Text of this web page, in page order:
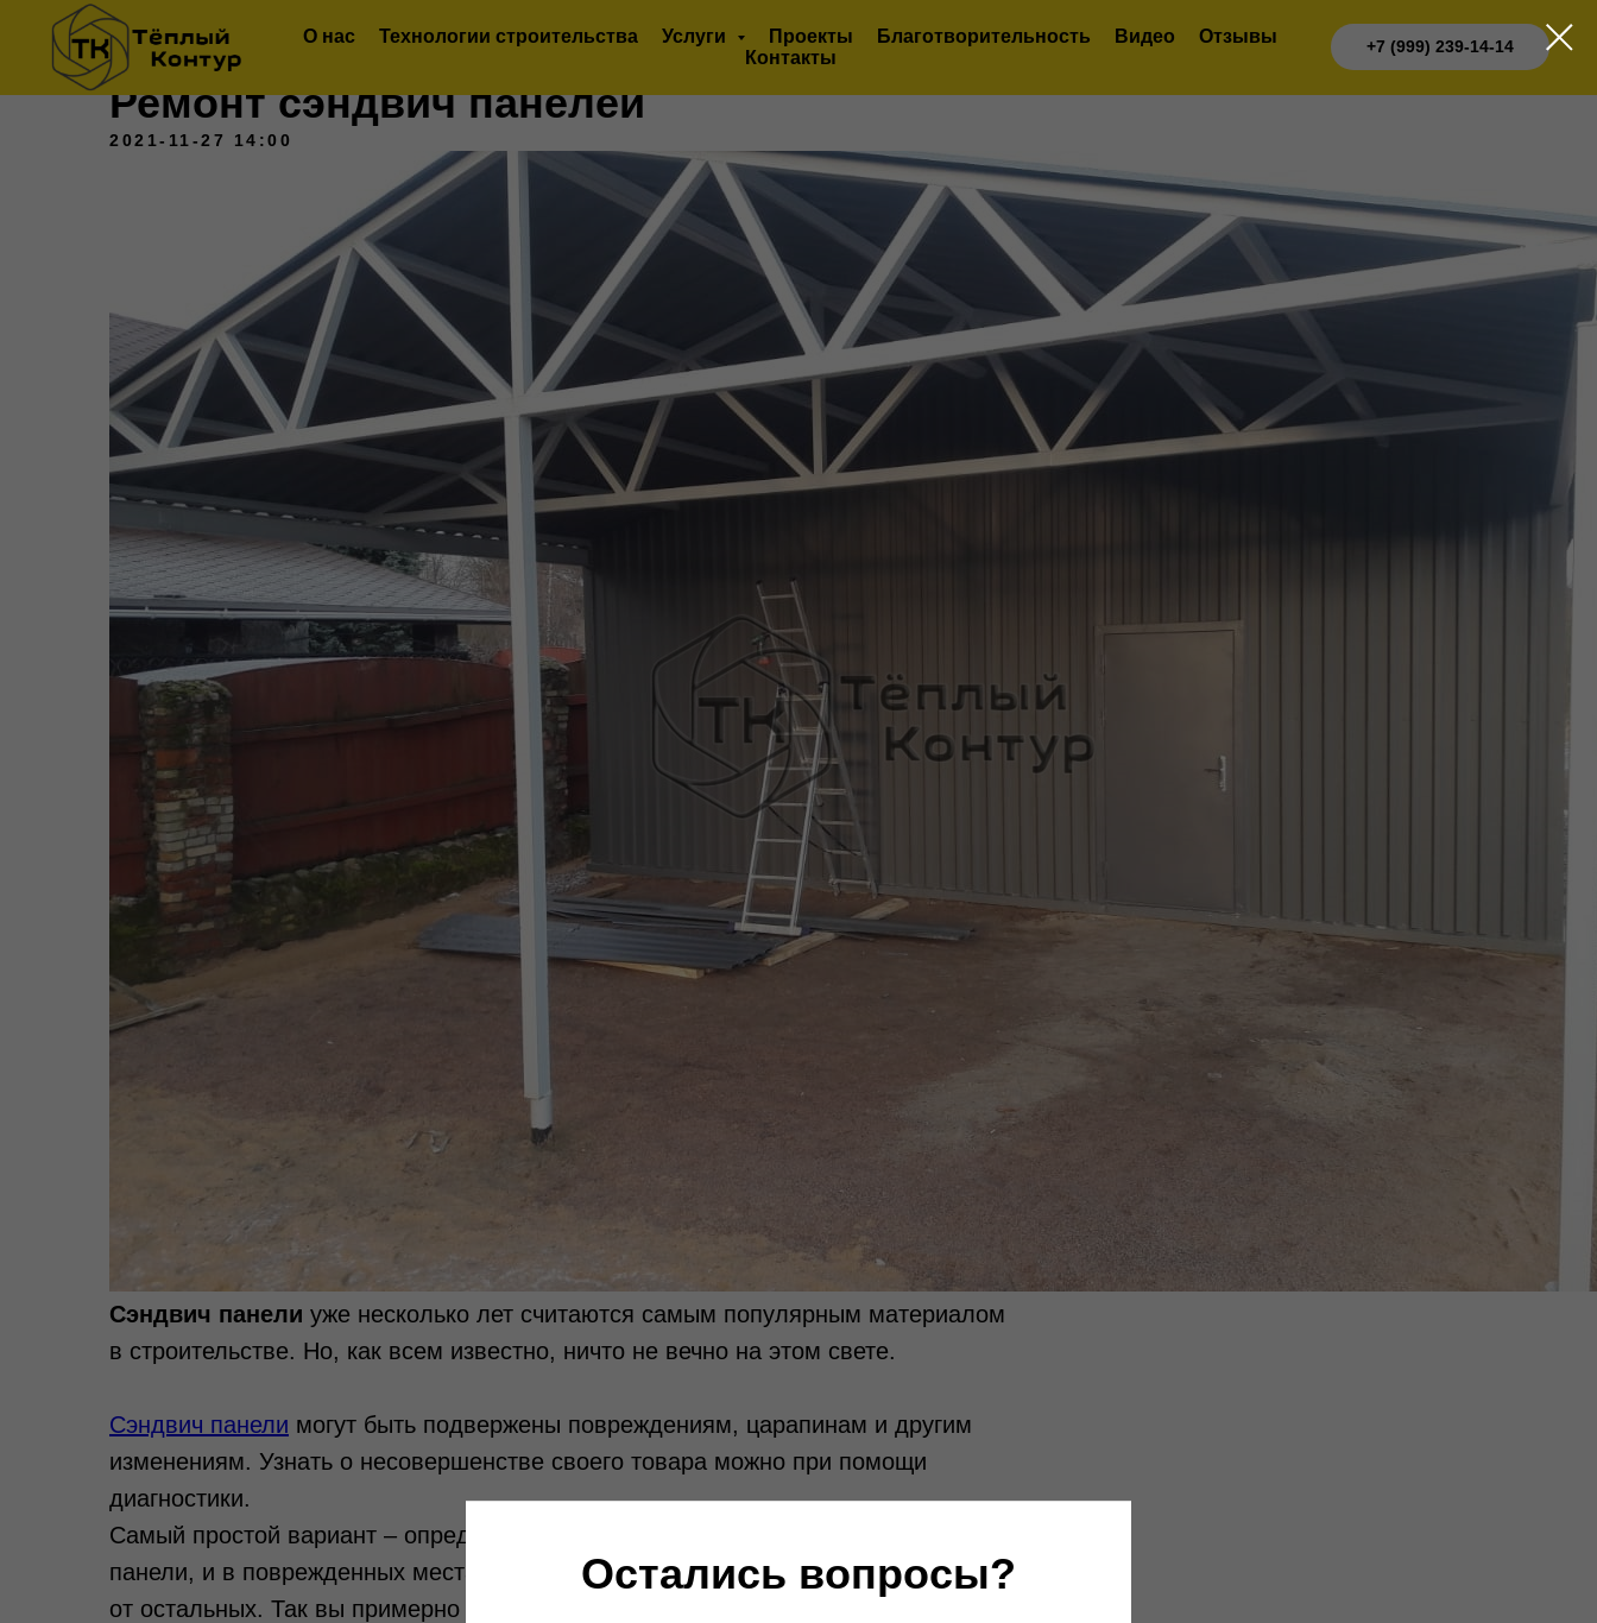
О нас Технологии строительства Услуги Проекты Благотворительность Видео
Отзывы
Контакты
+7 (999) 239-14-14
Ремонт сэндвич панелей
2021-11-27 14:00
Сэндвич панели уже несколько лет считаются самым популярным материалом
в строительстве. Но, как всем известно, ничто не вечно на этом свете.
Сэндвич панели могут быть подвержены повреждениям, царапинам и другим
изменениям. Узнать о несовершенстве своего товара можно при помощи
диагностики.
Самый простой вариант – определение на звук. Вы просто постукиваете по
панели, и в поврежденных местах будет слышен звонкий отзыв, отличающийся
от остальных. Так вы примерно определите вероятную область с изъяном.
Остались вопросы?